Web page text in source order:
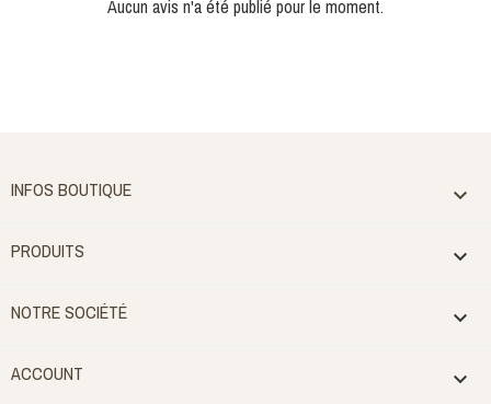
Aucun avis n'a été publié pour le moment.
INFOS BOUTIQUE 
PRODUITS 
NOTRE SOCIÉTÉ 
ACCOUNT 